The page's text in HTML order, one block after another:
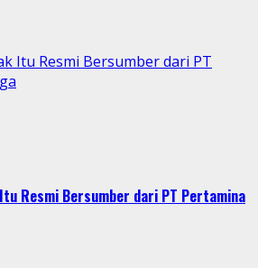
Itu Resmi Bersumber dari PT
Resmi Bersumber dari PT Pertamina